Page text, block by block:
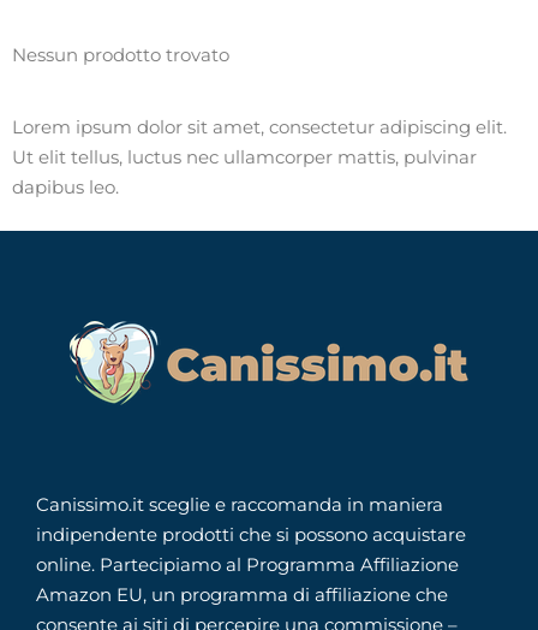
Nessun prodotto trovato
Lorem ipsum dolor sit amet, consectetur adipiscing elit.
Ut elit tellus, luctus nec ullamcorper mattis, pulvinar
dapibus leo.
Canissimo.it sceglie e raccomanda in maniera
indipendente prodotti che si possono acquistare
online. Partecipiamo al Programma Affiliazione
Amazon EU, un programma di affiliazione che
consente ai siti di percepire una commissione –